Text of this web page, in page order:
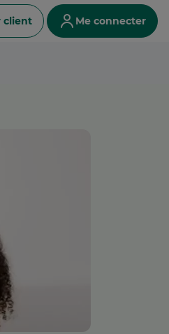
client Me connecter